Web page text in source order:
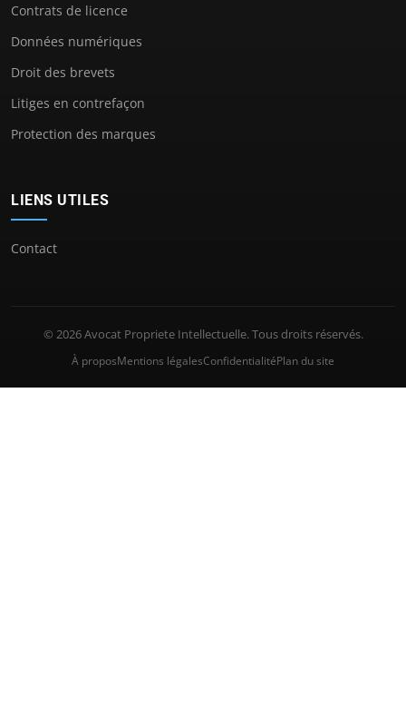
Contrats de licence
Données numériques
Droit des brevets
Litiges en contrefaçon
Protection des marques
LIENS UTILES
Contact
© 2026 Avocat Propriete Intellectuelle. Tous droits réservés.
À proposMentions légalesConfidentialitéPlan du site